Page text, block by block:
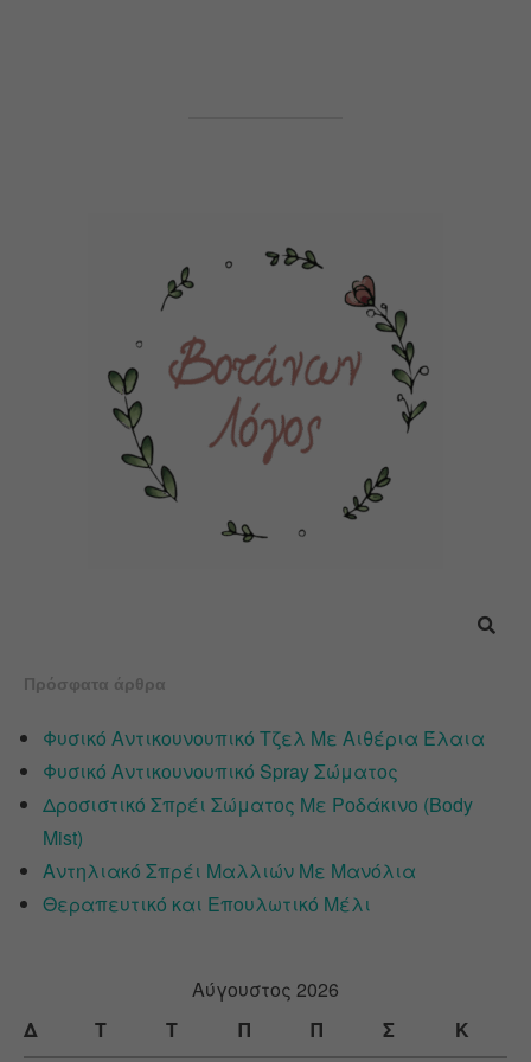
Πρόσφατα άρθρα
Φυσικό Αντικουνουπικό Τζελ Με Αιθέρια Έλαια
Φυσικό Αντικουνουπικό Spray Σώματος
Δροσιστικό Σπρέι Σώματος Με Ροδάκινο (Body
Mist)
Αντηλιακό Σπρέι Μαλλιών Με Μανόλια
Θεραπευτικό και Επουλωτικό Μέλι
Αύγουστος 2026
Δ
Τ Τ Π Π Σ Κ